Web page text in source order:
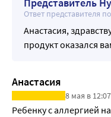
Ответ представителя
Анастасия,
продукт оказался
Анастасия
8 мая в 12:07
Ребенку с аллергией